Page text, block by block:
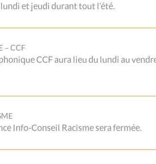
Elle met à l’honneur les
ans, allient solidarité,
son dossier, ce numéro
et jeudi durant tout l’été.
– CCF
CCF aura lieu du lundi au
Info-Conseil Racisme sera fermée.